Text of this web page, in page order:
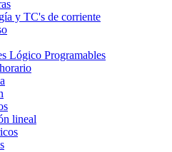
y TC's de corriente
Lógico Programables
lineal